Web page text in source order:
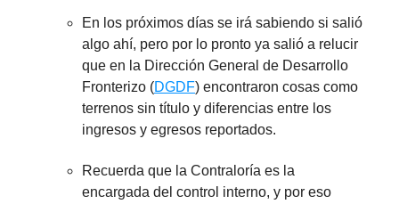
En los próximos días se irá sabiendo si salió
algo ahí, pero por lo pronto ya salió a relucir
que en la Dirección General de Desarrollo
Fronterizo (DGDF) encontraron cosas como
terrenos sin título y diferencias entre los
ingresos y egresos reportados.
Recuerda que la Contraloría es la
encargada del control interno, y por eso